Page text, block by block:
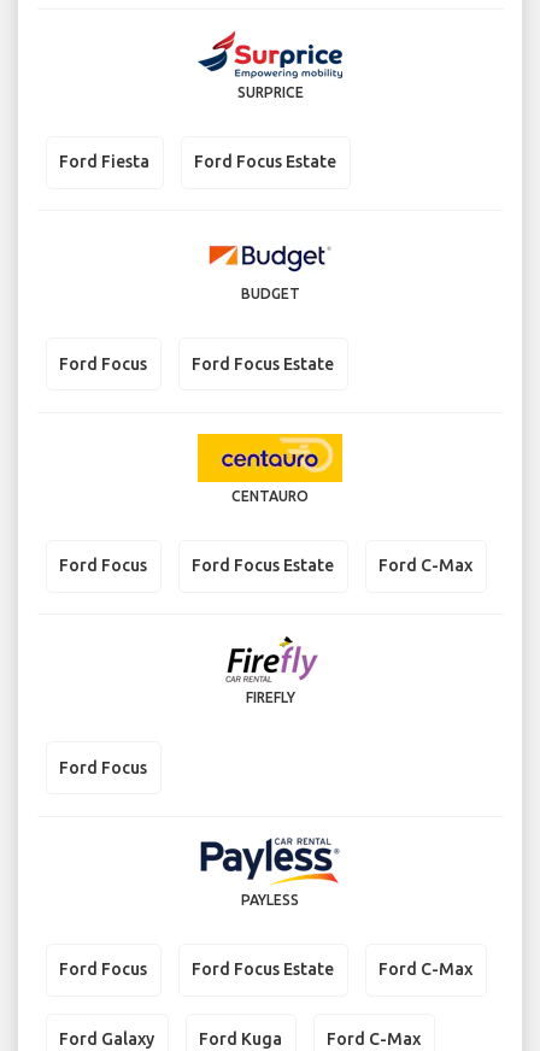
SURPRICE
Ford Fiesta Ford Focus Estate
BUDGET
Ford Focus Ford Focus Estate
CENTAURO
Ford Focus Ford Focus Estate Ford C-Max
FIREFLY
Ford Focus
PAYLESS
Ford Focus Ford Focus Estate Ford C-Max
Ford Galaxy Ford Kuga Ford C-Max